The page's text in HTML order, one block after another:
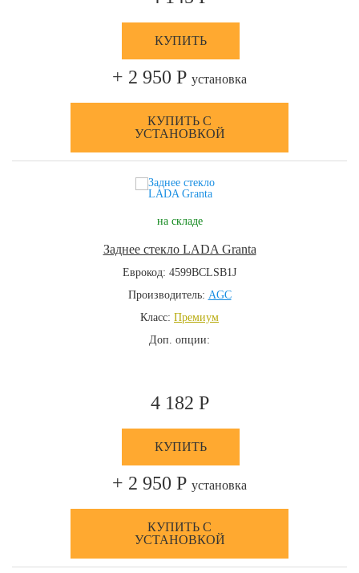
КУПИТЬ
+ 2 950 Р установка
КУПИТЬ С
УСТАНОВКОЙ
на складе
Заднее стекло LADA Granta
Еврокод: 4599BCLSB1J
Производитель: AGC
Класс: Премиум
Доп. опции:
4 182 Р
КУПИТЬ
+ 2 950 Р установка
КУПИТЬ С
УСТАНОВКОЙ